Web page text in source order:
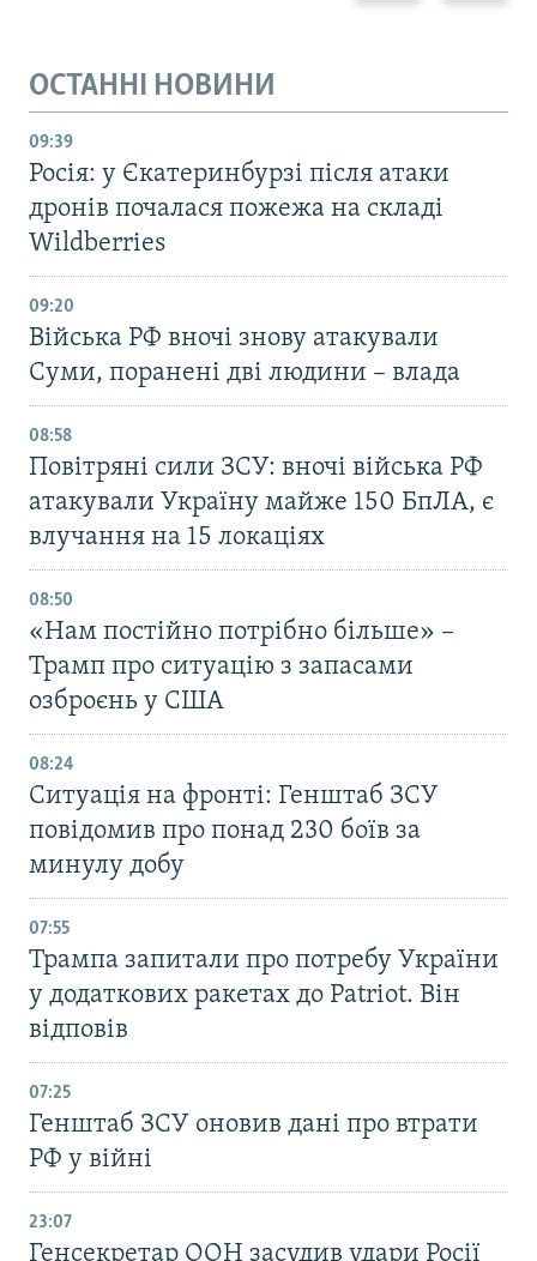
ОСТАННІ НОВИНИ
09:39
Росія: у Єкатеринбурзі після атаки
дронів почалася пожежа на складі
Wildberries
09:20
Війська РФ вночі знову атакували
Суми, поранені дві людини – влада
08:58
Повітряні сили ЗСУ: вночі війська РФ
атакували Україну майже 150 БпЛА, є
влучання на 15 локаціях
08:50
«Нам постійно потрібно більше» –
Трамп про ситуацію з запасами
озброєнь у США
08:24
Ситуація на фронті: Генштаб ЗСУ
повідомив про понад 230 боїв за
минулу добу
07:55
Трампа запитали про потребу України
у додаткових ракетах до Patriot. Він
відповів
07:25
Генштаб ЗСУ оновив дані про втрати
РФ у війні
23:07
Генсекретар ООН засудив удари Росії